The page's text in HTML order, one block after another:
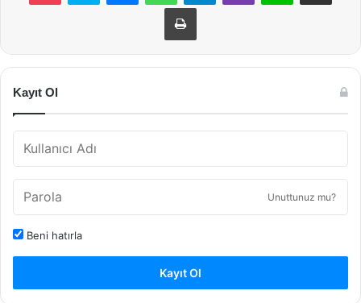
Yazdır
Kayıt Ol
Unuttunuz mu?
Beni hatırla
Kayıt Ol